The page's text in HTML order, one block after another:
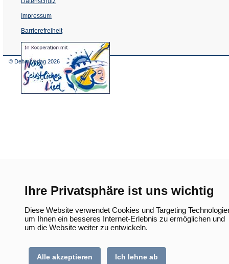
Ihre Privatsphäre ist uns wichtig
Diese Website verwendet Cookies und Targeting
um Ihnen ein besseres Internet-Erlebnis zu ermöglichen und
um die Website weiter zu entwickeln.
Alle akzeptieren Ich lehne ab
Impressum
Barrierefreiheit
(Öffnet
in
© Dehm Verlag 2026